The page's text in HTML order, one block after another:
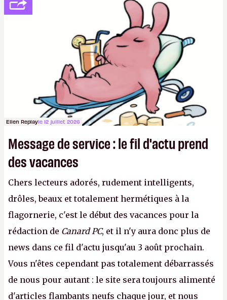
sur le déblocage du jeu en Russie et l'explosion des
joueurs majeurs (+32 %). L'avenir appartient donc
aux adultes, qui ne sont jamais que des enfants
avec du pouvoir d'achat.P.
Ellen Replayle 12 juillet 2026
Message de service : le fil d'actu prend
des vacances
Chers lecteurs adorés, rudement intelligents,
drôles, beaux et totalement hermétiques à la
flagornerie, c'est le début des vacances pour la
rédaction de Canard PC, et il n'y aura donc plus de
news dans ce fil d'actu jusqu'au 3 août prochain.
Vous n'êtes cependant pas totalement débarrassés
de nous pour autant : le site sera toujours alimenté
d'articles flambants neufs chaque jour, et nous